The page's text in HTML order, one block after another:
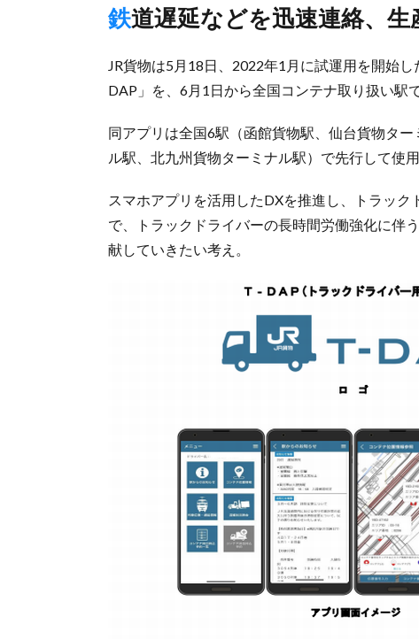
鉄道遅延などを迅速連絡、
JR貨物は5月18日、2022年1月に試運用を開始
DAP」を、6月1日から全国コンテナ取り扱い駅
同アプリは全国6駅（函館貨物駅、仙台貨物タ
ル駅、北九州貨物ターミナル駅）で先行して使用
スマホアプリを活用したDXを推進し、トラッ
で、トラックドライバーの長時間労働強化に伴
献していきたい考え。